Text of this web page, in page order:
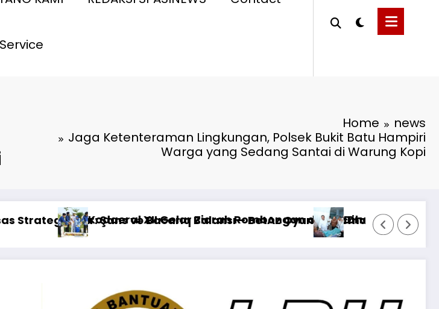
Home
news
Jaga Ketenteraman Lingkungan, Polsek Bukit Batu Hampiri
Warga yang Sedang Santai di Warung Kopi
Peringatan HUT ke-1
Korban KM Mutiara Sentosa II di RS PHC Surabaya
Hukum Hari Ini**Rabu, 5 Agustus 2026**KEWAJIBAN MEMBERI NAFKAH
RTP açıqlığı: Mostbet real oyun